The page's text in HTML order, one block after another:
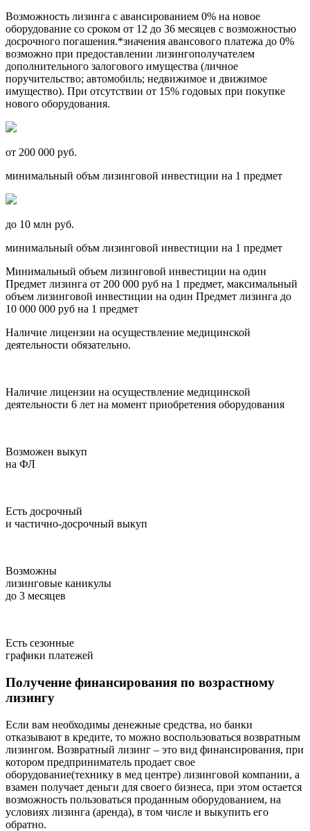
Возможность лизинга с авансированием 0% на новое
оборудование со сроком от 12 до 36 месяцев с возможностью
досрочного погашения.*значения авансового платежа до 0%
возможно при предоставлении лизингополучателем
дополнительного залогового имущества (личное
поручительство; автомобиль; недвижимое и движимое
имущество). При отсутствии от 15% годовых при покупке
нового оборудования.
от 200 000 руб.
минимальный объм лизинговой инвестиции на 1 предмет
до 10 млн руб.
минимальный объм лизинговой инвестиции на 1 предмет
Минимальный объем лизинговой инвестиции на один
Предмет лизинга от 200 000 руб на 1 предмет, максимальный
объем лизинговой инвестиции на один Предмет лизинга до
10 000 000 руб на 1 предмет
Наличие лицензии на осуществление медицинской
деятельности обязательно.
Наличие лицензии на осуществление медицинской
деятельности 6 лет на момент приобретения оборудования
Возможен выкуп
на ФЛ
Есть досрочный
и частично-досрочный выкуп
Возможны
лизинговые каникулы
до 3 месяцев
Есть сезонные
графики платежей
Получение финансирования по возрастному
лизингу
Если вам необходимы денежные средства, но банки
отказывают в кредите, то можно воспользоваться возвратным
лизингом. Возвратный лизинг – это вид финансирования, при
котором предприниматель продает свое
оборудование(технику в мед центре) лизинговой компании, а
взамен получает деньги для своего бизнеса, при этом остается
возможность пользоваться проданным оборудованием, на
условиях лизинга (аренда), в том числе и выкупить его
обратно.